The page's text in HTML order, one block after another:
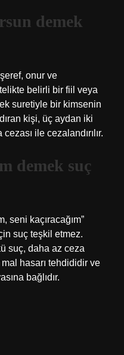
demek
onur ve
belirli bir fiil veya
suretiyle bir kimsenin
kişi, üç aydan iki
ile cezalandırılır.
demek suç
seni kaçıracağım”
suç teşkil etmez.
suç, daha az ceza
hasarı tehdididir ve
bağlıdır.